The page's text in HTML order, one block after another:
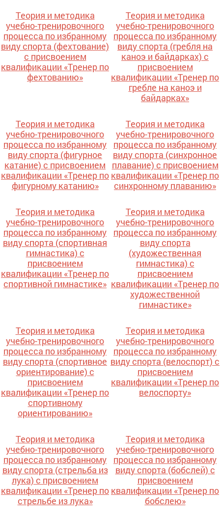
Теория и методика
учебно-тренировочного
процесса по избранному
виду спорта (фехтование)
с присвоением
квалификации «Тренер по
фехтованию»
Теория и методика
учебно-тренировочного
процесса по избранному
виду спорта (гребля на
каноэ и байдарках) с
присвоением
квалификации «Тренер по
гребле на каноэ и
байдарках»
Теория и методика
учебно-тренировочного
процесса по избранному
виду спорта (фигурное
катание) с присвоением
квалификации «Тренер по
фигурному катанию»
Теория и методика
учебно-тренировочного
процесса по избранному
виду спорта (синхронное
плавание) с присвоением
квалификации «Тренер по
синхронному плаванию»
Теория и методика
учебно-тренировочного
процесса по избранному
виду спорта (спортивная
гимнастика) с
присвоением
квалификации «Тренер по
спортивной гимнастике»
Теория и методика
учебно-тренировочного
процесса по избранному
виду спорта
(художественная
гимнастика) с
присвоением
квалификации «Тренер по
художественной
гимнастике»
Теория и методика
учебно-тренировочного
процесса по избранному
виду спорта (спортивное
ориентирование) с
присвоением
квалификации «Тренер по
спортивному
ориентированию»
Теория и методика
учебно-тренировочного
процесса по избранному
виду спорта (велоспорт) с
присвоением
квалификации «Тренер по
велоспорту»
Теория и методика
учебно-тренировочного
процесса по избранному
виду спорта (стрельба из
лука) с присвоением
квалификации «Тренер по
стрельбе из лука»
Теория и методика
учебно-тренировочного
процесса по избранному
виду спорта (бобслей) с
присвоением
квалификации «Тренер по
бобслею»